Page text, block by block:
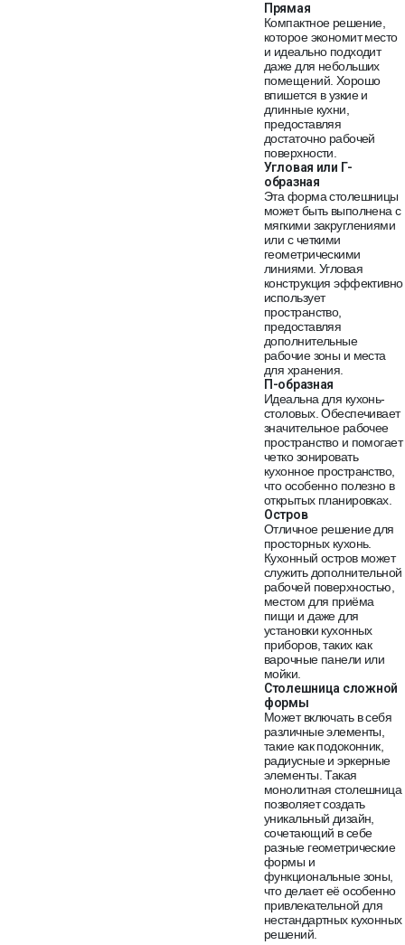
Прямая
Компактное решение,
которое экономит место
и идеально подходит
даже для небольших
помещений. Хорошо
впишется в узкие и
длинные кухни,
предоставляя
достаточно рабочей
поверхности.
Угловая или Г-
образная
Эта форма столешницы
может быть выполнена с
мягкими закруглениями
или с четкими
геометрическими
линиями. Угловая
конструкция эффективно
использует
пространство,
предоставляя
дополнительные
рабочие зоны и места
для хранения.
П-образная
Идеальна для кухонь-
столовых. Обеспечивает
значительное рабочее
пространство и помогает
четко зонировать
кухонное пространство,
что особенно полезно в
открытых планировках.
Остров
Отличное решение для
просторных кухонь.
Кухонный остров может
служить дополнительной
рабочей поверхностью,
местом для приёма
пищи и даже для
установки кухонных
приборов, таких как
варочные панели или
мойки.
Столешница сложной
формы
Может включать в себя
различные элементы,
такие как подоконник,
радиусные и эркерные
элементы. Такая
монолитная столешница
позволяет создать
уникальный дизайн,
сочетающий в себе
разные геометрические
формы и
функциональные зоны,
что делает её особенно
привлекательной для
нестандартных кухонных
решений.